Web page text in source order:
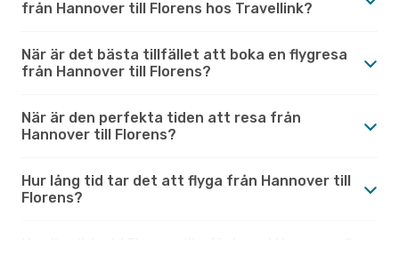
från Hannover till Florens hos Travellink?
När är det bästa tillfället att boka en flygresa
från Hannover till Florens?
När är den perfekta tiden att resa från
Hannover till Florens?
Hur lång tid tar det att flyga från Hannover till
Florens?